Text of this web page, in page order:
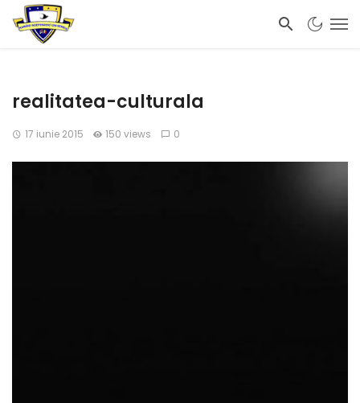
realitatea-culturala
17 iunie 2015 150 views 0